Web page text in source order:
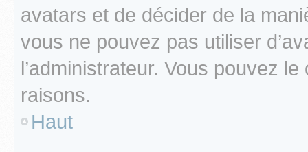
avatars et de décider de la
vous ne pouvez pas utiliser
l’administrateur. Vous pouvez
raisons.
Haut